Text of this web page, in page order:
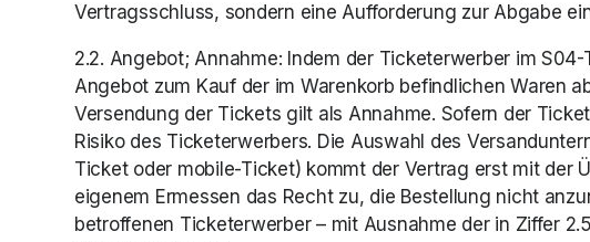
Vertragsschluss, sondern eine Aufforderung zur Abgabe
2.2. Angebot; Annahme: Indem der Ticketerwerber im
Angebot zum Kauf der im Warenkorb befindlichen Waren
Versendung der Tickets gilt als Annahme. Sofern der
Risiko des Ticketerwerbers. Die Auswahl des
Ticket oder mobile-Ticket) kommt der Vertrag erst mit der
eigenem Ermessen das Recht zu, die Bestellung nicht
betroffenen Ticketerwerber – mit Ausnahme der in Ziffer